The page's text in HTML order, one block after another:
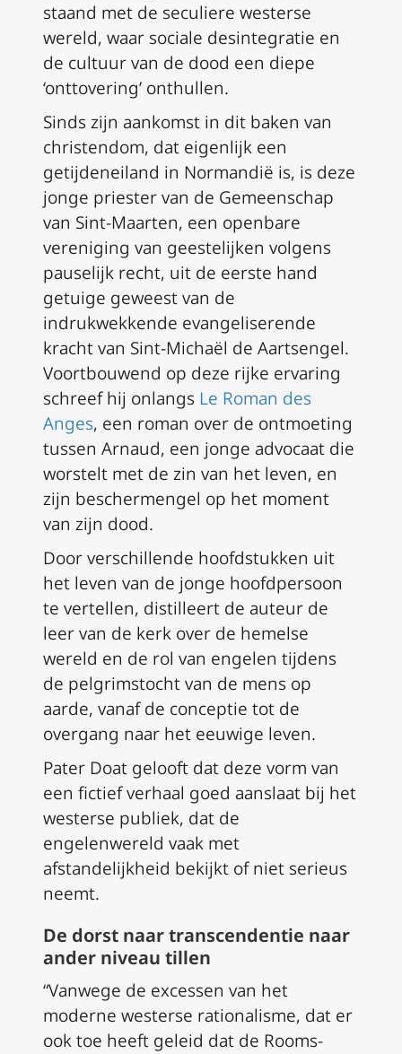
staand met de seculiere westerse
wereld, waar sociale desintegratie en
de cultuur van de dood een diepe
‘onttovering’ onthullen.
Sinds zijn aankomst in dit baken van
christendom, dat eigenlijk een
getijdeneiland in Normandië is, is deze
jonge priester van de Gemeenschap
van Sint-Maarten, een openbare
vereniging van geestelijken volgens
pauselijk recht, uit de eerste hand
getuige geweest van de
indrukwekkende evangeliserende
kracht van Sint-Michaël de Aartsengel.
Voortbouwend op deze rijke ervaring
schreef hij onlangs Le Roman des
Anges, een roman over de ontmoeting
tussen Arnaud, een jonge advocaat die
worstelt met de zin van het leven, en
zijn beschermengel op het moment
van zijn dood.
Door verschillende hoofdstukken uit
het leven van de jonge hoofdpersoon
te vertellen, distilleert de auteur de
leer van de kerk over de hemelse
wereld en de rol van engelen tijdens
de pelgrimstocht van de mens op
aarde, vanaf de conceptie tot de
overgang naar het eeuwige leven.
Pater Doat gelooft dat deze vorm van
een fictief verhaal goed aanslaat bij het
westerse publiek, dat de
engelenwereld vaak met
afstandelijkheid bekijkt of niet serieus
neemt.
De dorst naar transcendentie naar
ander niveau tillen
“Vanwege de excessen van het
moderne westerse rationalisme, dat er
ook toe heeft geleid dat de Rooms-